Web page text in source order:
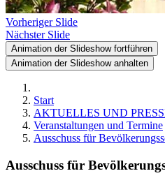
Vorheriger Slide
Nächster Slide
Animation der Slideshow fortführen
Animation der Slideshow anhalten
Start
AKTUELLES UND
Veranstaltungen und Termine
Ausschuss für
Ausschuss für